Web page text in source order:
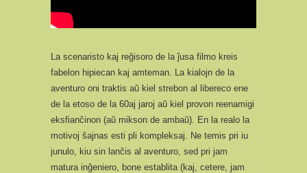
La scenaristo kaj reĝisoro de la ĵusa filmo kreis
fabelon hipiecan kaj amteman. La kialojn de la
aventuro oni traktis aŭ kiel strebon al libereco ene
de la etoso de la 60aj jaroj aŭ kiel provon reenamigi
eksfianĉinon (aŭ mikson de ambaŭ). En la realo la
motivoj ŝajnas esti pli kompleksaj. Ne temis pri iu
junulo, kiu sin lanĉis al aventuro, sed pri jam
matura inĝeniero, bone establita (kaj, cetere, jam